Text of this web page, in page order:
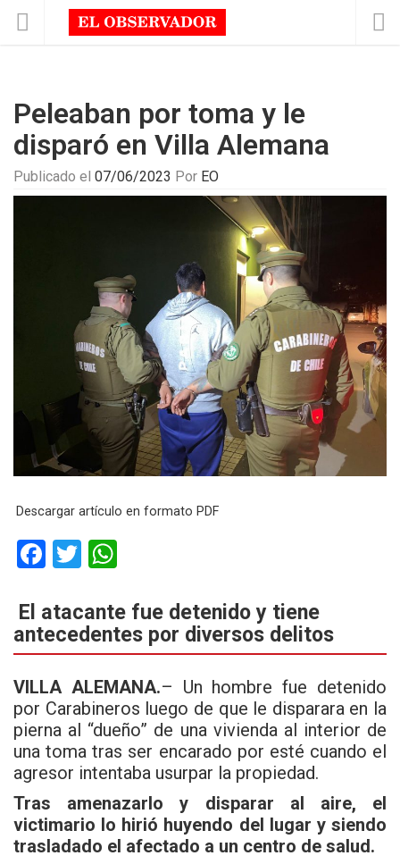
Peleaban por toma y le
disparó en Villa Alemana
Publicado el 07/06/2023 Por EO
Descargar artículo en formato PDF
F
ce
b
o
k
T
tt
er
at
s
p
p
El atacante fue detenido y tiene
antecedentes por diversos delitos
VILLA ALEMANA.– Un hombre fue detenido
por Carabineros luego de que le disparara en la
pierna al “dueño” de una vivienda al interior de
una toma tras ser encarado por esté cuando el
agresor intentaba usurpar la propiedad.
Tras amenazarlo y disparar al aire, el
victimario lo hirió huyendo del lugar y siendo
trasladado el afectado a un centro de salud.